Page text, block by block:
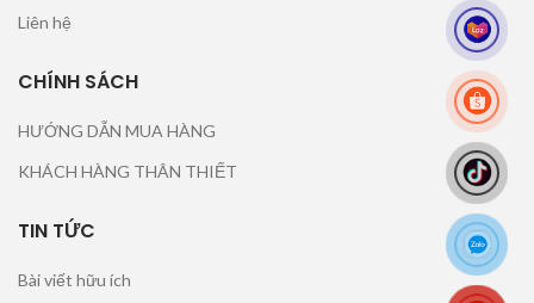
Liên hệ
CHÍNH SÁCH
HƯỚNG DẪN MUA HÀNG
KHÁCH HÀNG THÂN THIẾT
TIN TỨC
Bài viết hữu ích